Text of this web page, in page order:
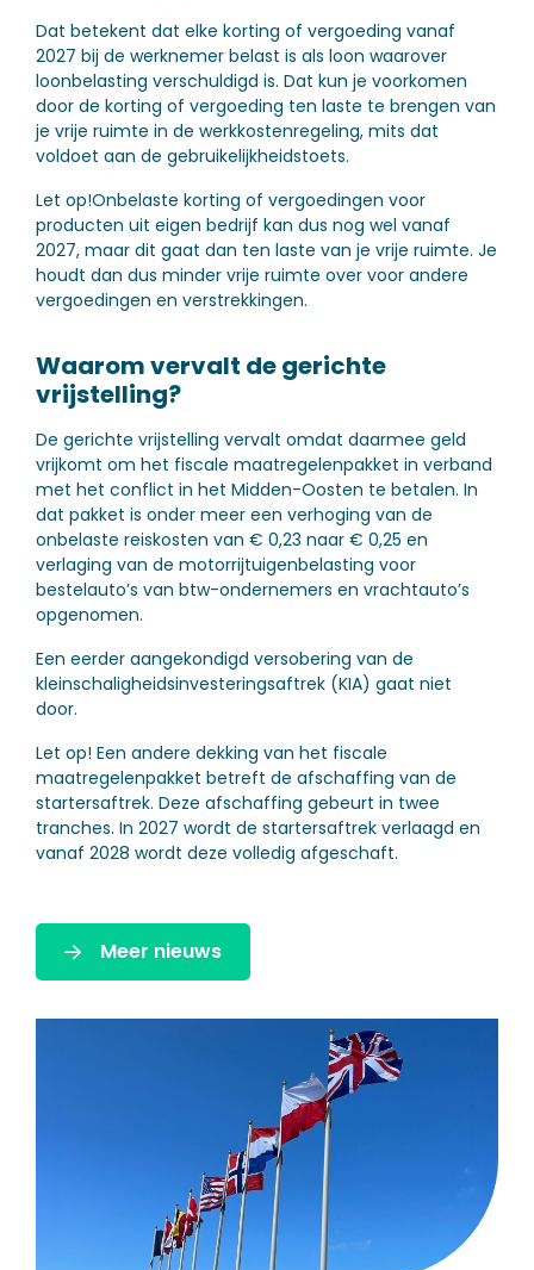
Dat betekent dat elke korting of vergoeding vanaf
2027 bij de werknemer belast is als loon waarover
loonbelasting verschuldigd is. Dat kun je voorkomen
door de korting of vergoeding ten laste te brengen van
je vrije ruimte in de werkkostenregeling, mits dat
voldoet aan de gebruikelijkheidstoets.
Let op!Onbelaste korting of vergoedingen voor
producten uit eigen bedrijf kan dus nog wel vanaf
2027, maar dit gaat dan ten laste van je vrije ruimte. Je
houdt dan dus minder vrije ruimte over voor andere
vergoedingen en verstrekkingen.
Waarom vervalt de gerichte
vrijstelling?
De gerichte vrijstelling vervalt omdat daarmee geld
vrijkomt om het fiscale maatregelenpakket in verband
met het conflict in het Midden-Oosten te betalen. In
dat pakket is onder meer een verhoging van de
onbelaste reiskosten van € 0,23 naar € 0,25 en
verlaging van de motorrijtuigenbelasting voor
bestelauto’s van btw-ondernemers en vrachtauto’s
opgenomen.
Een eerder aangekondigd versobering van de
kleinschaligheidsinvesteringsaftrek (KIA) gaat niet
door.
Let op! Een andere dekking van het fiscale
maatregelenpakket betreft de afschaffing van de
startersaftrek. Deze afschaffing gebeurt in twee
tranches. In 2027 wordt de startersaftrek verlaagd en
vanaf 2028 wordt deze volledig afgeschaft.
Meer nieuws